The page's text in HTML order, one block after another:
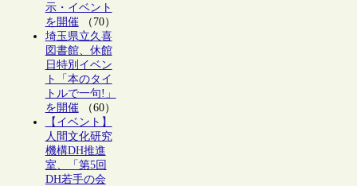
示・イベント
を開催（70）
埼玉県立久喜
図書館、休館
日特別イベン
ト「本のタイ
トルで一句!」
を開催（60）
【イベント】
人間文化研究
機構DH推進
室、「第5回
DH若手の会